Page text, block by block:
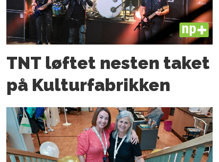
PLUS
TNT løftet nesten taket
på Kulturfabrikken